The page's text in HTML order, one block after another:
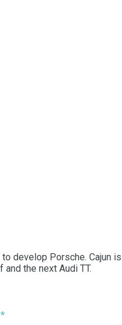
develop Porsche. Cajun
the next Audi TT.
*